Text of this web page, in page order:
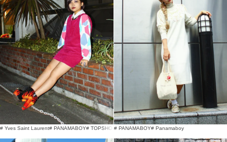
# Yves Saint Laurent# PANAMABOY# TOPSHOP# PANAMABOY# Panamaboy